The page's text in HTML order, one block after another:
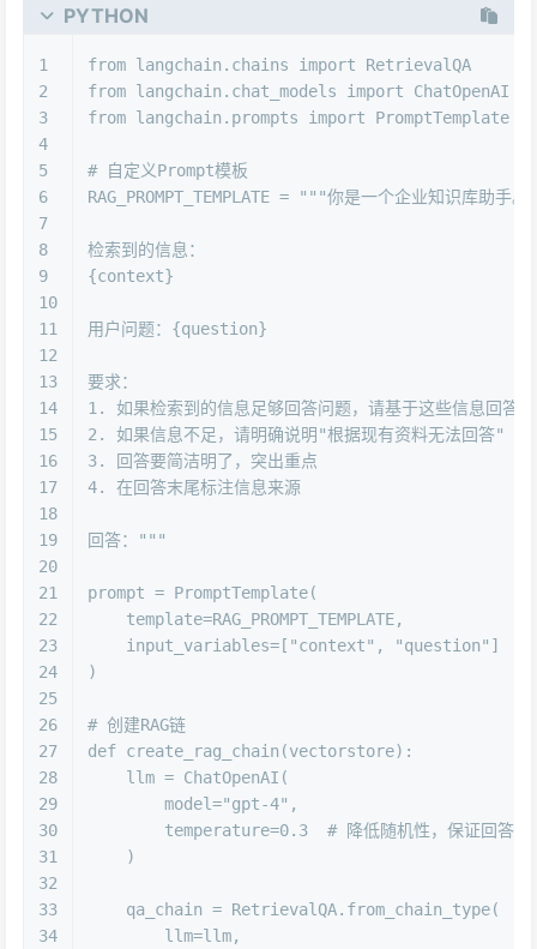
PYTHON
1
2
3
4
5
6
7
8
9
10
11
12
13
14
15
16
17
18
19
20
21
22
23
24
25
26
27
28
29
30
31
32
33
34
from langchain.chains import RetrievalQA
from langchain.chat_models import ChatOpenAI
from langchain.prompts import PromptTemplate
# 自定义Prompt模板
RAG_PROMPT_TEMPLATE =
"""你是一个企业知识库助手。
检索到的信息：
{context}
用户问题：{question}
要求：
1. 如果检索到的信息足够回答问题，请基于这些信息回答
2. 如果信息不足，请明确说明"根据现有资料无法回答"
3. 回答要简洁明了，突出重点
4. 在回答末尾标注信息来源
回答："""
prompt = PromptTemplate(
    template=RAG_PROMPT_TEMPLATE,
    input_variables=[
"context" , "question" ]
)
# 创建RAG链
def create_rag_chain (vectorstore):
    llm = ChatOpenAI(
        model=
"gpt-4" ,
        temperature=
0.3
# 降低随机性，保证回答稳
    )
    qa_chain = RetrievalQA.from_chain_type(
        llm=llm,